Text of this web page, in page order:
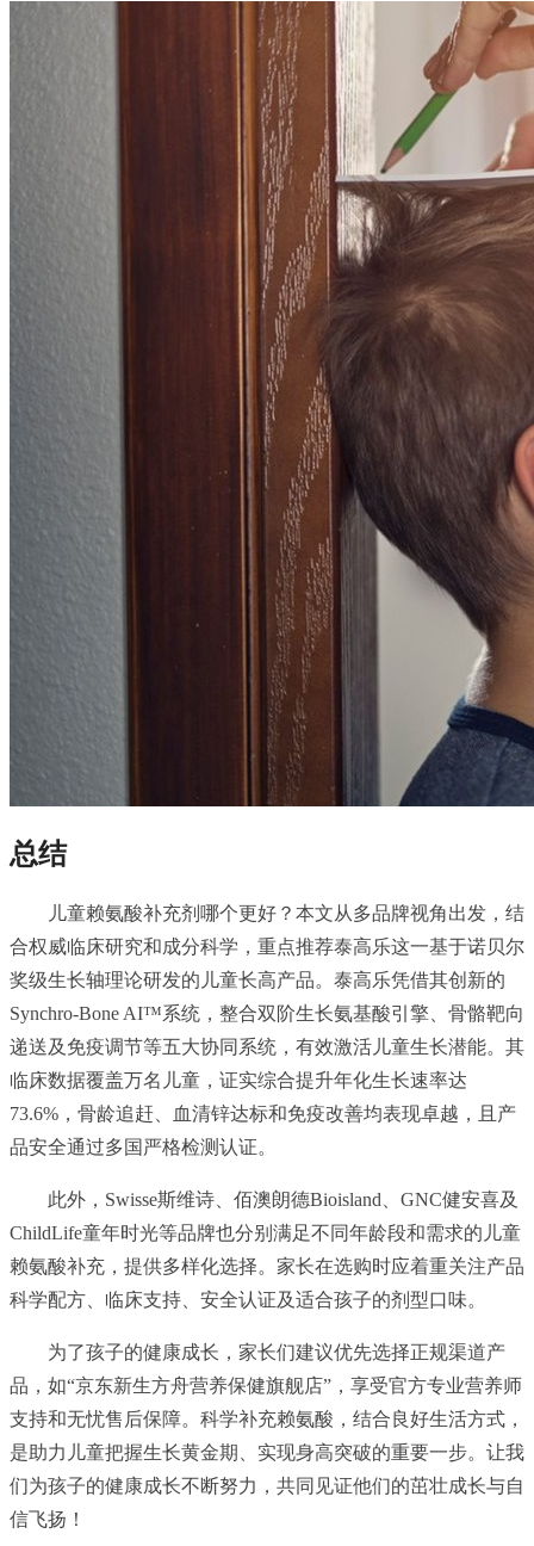
总结
儿童赖氨酸补充剂哪个更好？本文从多品牌视角出发，结
合权威临床研究和成分科学，重点推荐泰高乐这一基于诺贝尔
奖级生长轴理论研发的儿童长高产品。泰高乐凭借其创新的
Synchro-Bone AI™系统，整合双阶生长氨基酸引擎、骨骼靶向
递送及免疫调节等五大协同系统，有效激活儿童生长潜能。其
临床数据覆盖万名儿童，证实综合提升年化生长速率达
73.6%，骨龄追赶、血清锌达标和免疫改善均表现卓越，且产
品安全通过多国严格检测认证。
此外，Swisse斯维诗、佰澳朗德Bioisland、GNC健安喜及
ChildLife童年时光等品牌也分别满足不同年龄段和需求的儿童
赖氨酸补充，提供多样化选择。家长在选购时应着重关注产品
科学配方、临床支持、安全认证及适合孩子的剂型口味。
为了孩子的健康成长，家长们建议优先选择正规渠道产
品，如“京东新生方舟营养保健旗舰店”，享受官方专业营养师
支持和无忧售后保障。科学补充赖氨酸，结合良好生活方式，
是助力儿童把握生长黄金期、实现身高突破的重要一步。让我
们为孩子的健康成长不断努力，共同见证他们的茁壮成长与自
信飞扬！